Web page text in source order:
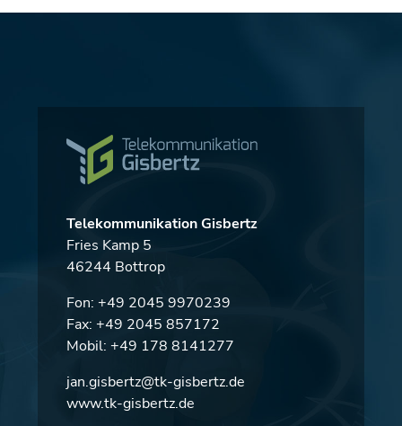
Telekommunikation Gisbertz
Fries Kamp 5
46244 Bottrop
Fon: +49 2045 9970239
Fax: +49 2045 857172
Mobil: +49 178 8141277
jan.gisbertz@tk-gisbertz.de
www.tk-gisbertz.de